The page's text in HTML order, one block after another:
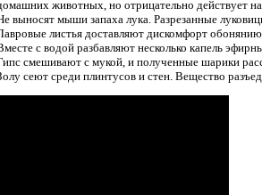
животных, но отрицательно действует
выносят мыши запаха лука. Разрезанные
листья доставляют дискомфорт
с водой разбавляют несколько капель
смешивают с мукой, и полученные шарики
сеют среди плинтусов и стен. Вещество